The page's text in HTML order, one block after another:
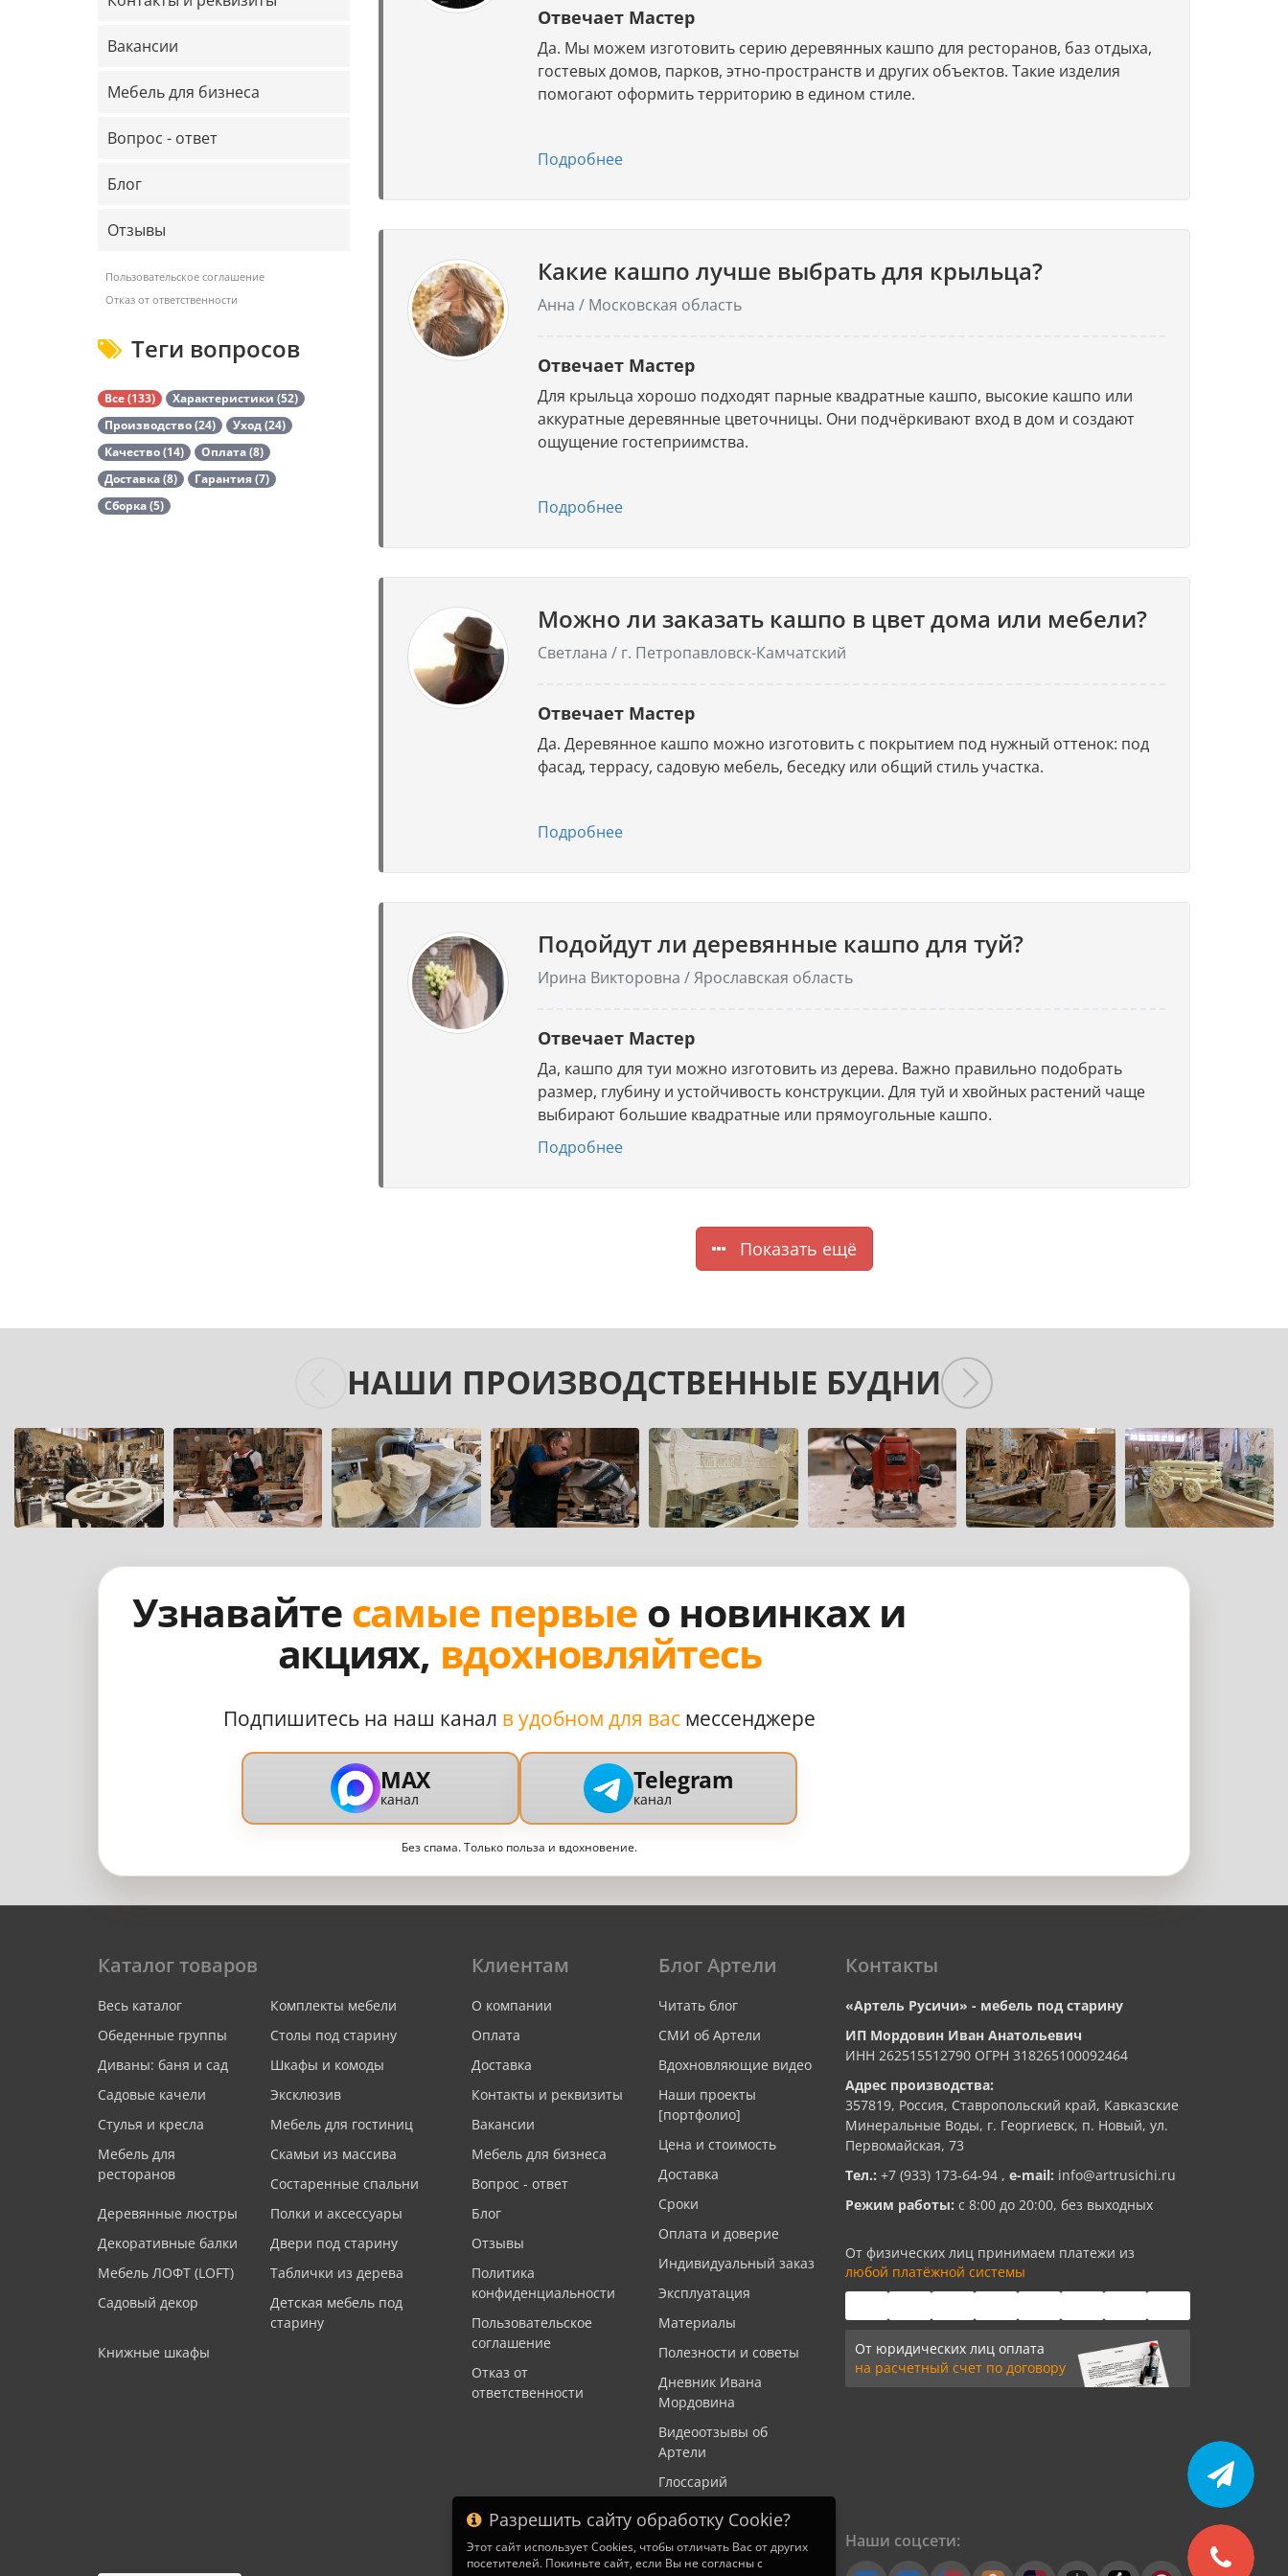
Отвечает Мастер
Да. Мы можем изготовить серию деревянных кашпо для ресторанов, баз отдыха,
гостевых домов, парков, этно-пространств и других объектов. Такие изделия
помогают оформить территорию в едином стиле.
Подробнее
Какие кашпо лучше выбрать для крыльца?
Анна / Московская область
Отвечает Мастер
Для крыльца хорошо подходят парные квадратные кашпо, высокие кашпо или
аккуратные деревянные цветочницы. Они подчёркивают вход в дом и создают
ощущение гостеприимства.
Подробнее
Можно ли заказать кашпо в цвет дома или мебели?
Светлана / г. Петропавловск-Камчатский
Отвечает Мастер
Да. Деревянное кашпо можно изготовить с покрытием под нужный оттенок: под
фасад, террасу, садовую мебель, беседку или общий стиль участка.
Подробнее
Подойдут ли деревянные кашпо для туй?
Ирина Викторовна / Ярославская область
Отвечает Мастер
Да, кашпо для туи можно изготовить из дерева. Важно правильно подобрать
размер, глубину и устойчивость конструкции. Для туй и хвойных растений чаще
выбирают большие квадратные или прямоугольные кашпо.
Подробнее
Показать ещё
Вакансии
Мебель для бизнеса
Вопрос - ответ
Блог
Отзывы
Пользовательское соглашение
Отказ от ответственности
Теги вопросов
Все (133)
Характеристики (52)
Производство (24)
Уход (24)
Качество (14)
Оплата (8)
Доставка (8)
Гарантия (7)
Сборка (5)
НАШИ ПРОИЗВОДСТВЕННЫЕ БУДНИ
Узнавайтесамые первыео новинках и
акциях, вдохновляйтесь
Подпишитесь на наш канал в удобном для вас мессенджере
MAX
канал
Telegram
канал
Без спама. Только польза и вдохновение.
Каталог товаров
Весь каталог
Комплекты мебели
Обеденные группы
Столы под старину
Диваны: баня и сад
Шкафы и комоды
Садовые качели
Эксклюзив
Стулья и кресла
Мебель для гостиниц
Мебель для
ресторанов
Скамьи из массива
Состаренные спальни
Деревянные люстры
Полки и аксессуары
Декоративные балки
Двери под старину
Мебель ЛОФТ (LOFT)
Таблички из дерева
Садовый декор
Детская мебель под
старину
Книжные шкафы
Клиентам
О компании
Оплата
Доставка
Контакты и реквизиты
Вакансии
Мебель для бизнеса
Вопрос - ответ
Блог
Отзывы
Политика
конфиденциальности
Пользовательское
соглашение
Отказ от
ответственности
Блог Артели
Читать блог
СМИ об Артели
Вдохновляющие видео
Наши проекты
[портфолио]
Цена и стоимость
Доставка
Сроки
Оплата и доверие
Индивидуальный заказ
Эксплуатация
Материалы
Полезности и советы
Дневник Ивана
Мордовина
Видеоотзывы об
Артели
Глоссарий
Контакты
«Артель Русичи» - мебель под старину
ИП Мордовин Иван Анатольевич
ИНН 262515512790 ОГРН 318265100092464
Адрес производства:
357819, Россия, Ставропольский край, Кавказские
Минеральные Воды, г. Георгиевск, п. Новый, ул.
Первомайская, 73
Тел.: +7 (933) 173-64-94 , e-mail: info@artrusichi.ru
Режим работы: с 8:00 до 20:00, без выходных
От физических лиц принимаем платежи из
любой платёжной системы
От юридических лиц оплата
на расчетный счет по договору
Наши соцсети:
Разрешить сайту обработку Cookie?
Этот сайт использует Cookies, чтобы отличать Вас от других
посетителей. Покиньте сайт, если Вы не согласны с